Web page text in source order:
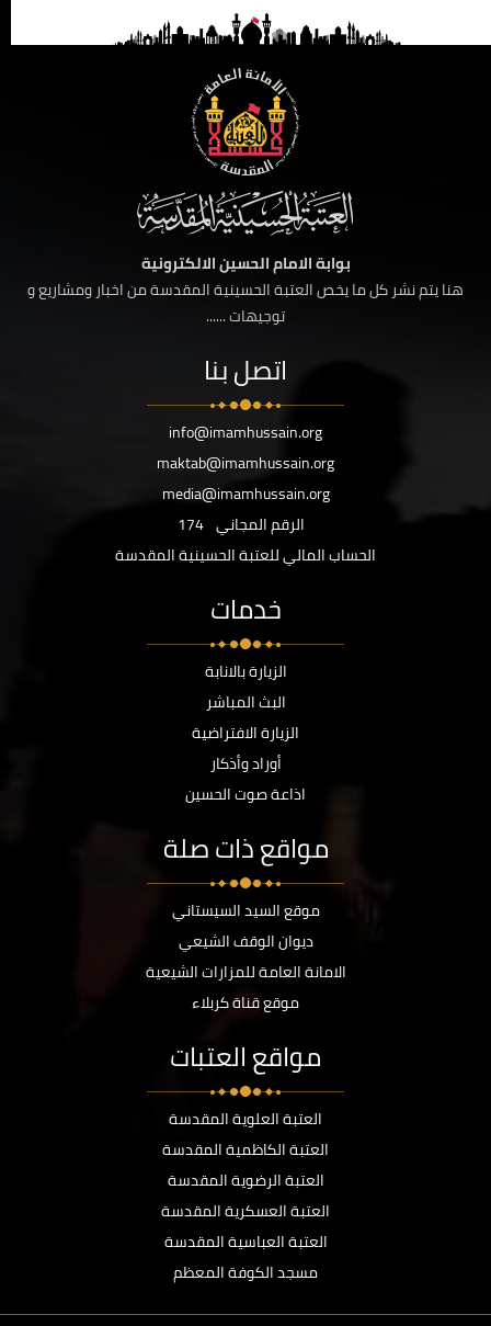
بوابة الامام الحسين الالكترونية
هنا يتم نشر كل ما يخص العتبة الحسينية المقدسة من اخبار ومشاريع و
توجيهات ......
اتصل بنا
info@imamhussain.org
maktab@imamhussain.org
media@imamhussain.org
الرقم المجاني 174
الحساب المالي للعتبة الحسينية المقدسة
خدمات
الزيارة بالانابة
البث المباشر
الزيارة الافتراضية
أوراد وأذكار
اذاعة صوت الحسين
مواقع ذات صلة
موقع السيد السيستاني
ديوان الوقف الشيعي
الامانة العامة للمزارات الشيعية
موقع قناة كربلاء
مواقع العتبات
العتبة العلوية المقدسة
العتبة الكاظمية المقدسة
العتبة الرضوية المقدسة
العتبة العسكرية المقدسة
العتبة العباسية المقدسة
مسجد الكوفة المعظم